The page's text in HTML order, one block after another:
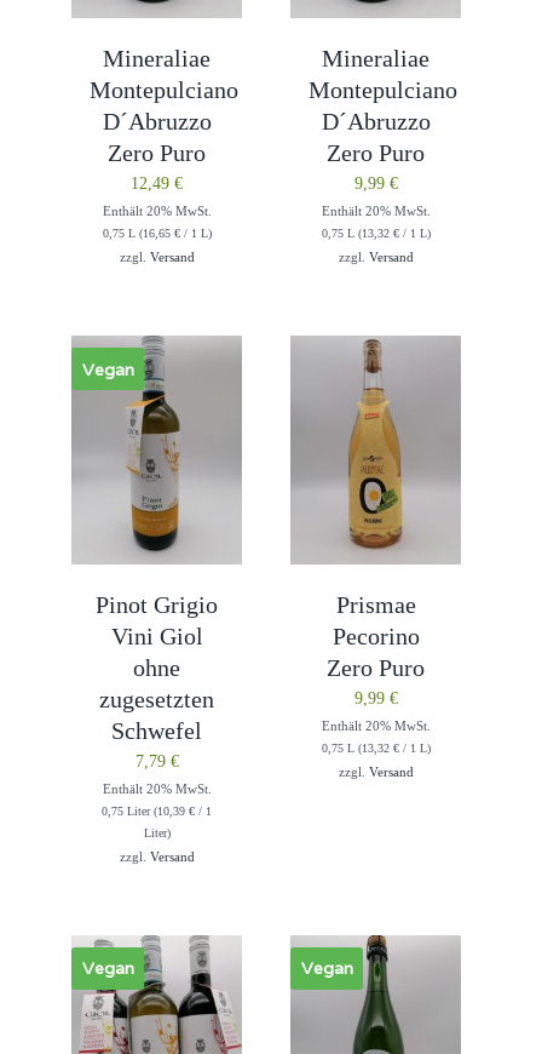
Mineraliae
Montepulciano
D´Abruzzo
Zero Puro
12,49€
Enthält 20% MwSt.
0,75 L (16,65 €/ 1 L)
zzgl. Versand
Mineraliae
Montepulciano
D´Abruzzo
Zero Puro
9,99 €
Enthält 20% MwSt.
0,75 L (13,32 €/ 1 L)
zzgl. Versand
Vegan
Pinot Grigio
Vini Giol
ohne
zugesetzten
Schwefel
7,79 €
Enthält 20% MwSt.
0,75 Liter (10,39€ / 1
Liter)
zzgl. Versand
Prismae
Pecorino
Zero Puro
9,99 €
Enthält 20% MwSt.
0,75 L (13,32 €/ 1 L)
zzgl. Versand
Vegan Vegan